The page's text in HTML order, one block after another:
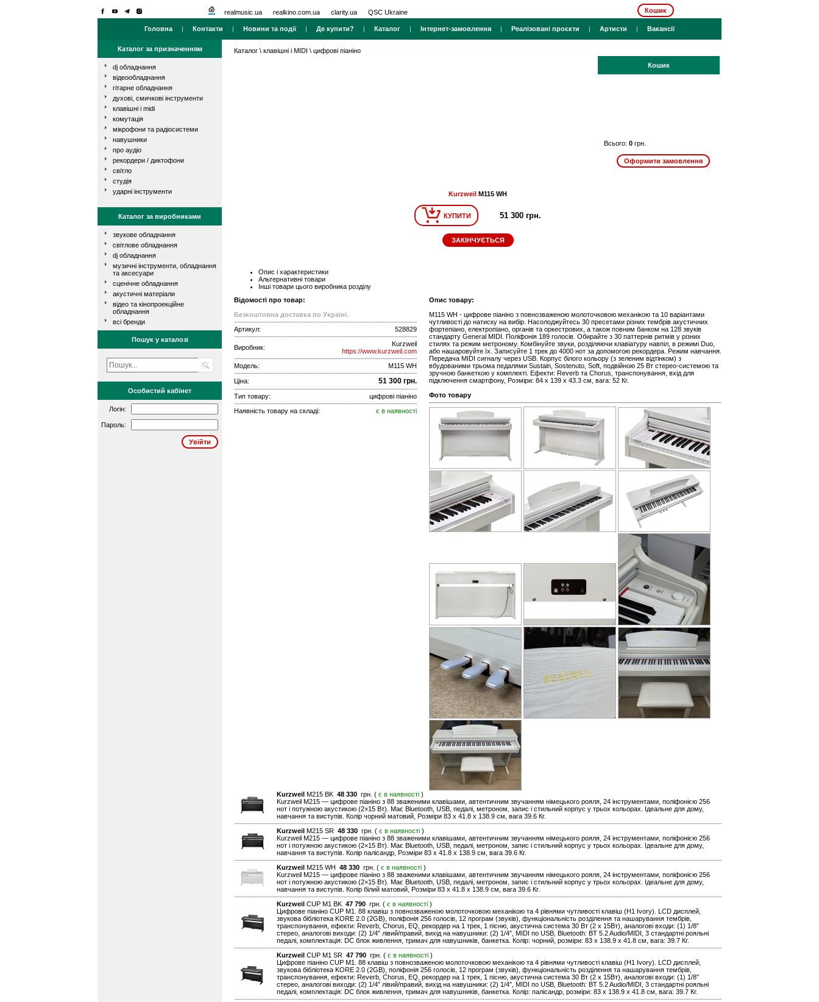
realmusic.ua realkino.com.ua clarity.ua QSC Ukraine Кошик
Головна | Контакти | Новини та події| Де купити? | Каталог | Інтернет-замовлення | Реалізовані проєкти | Артисти | Вакансії
Каталог за призначенням
dj обладнання
відеообладнання
гітарне обладнання
духові, смичкові інструменти
клавішні і midi
комутація
мікрофони та радіосистеми
навушники
про аудіо
рекордери / диктофони
світло
студія
ударні інструменти
Каталог за виробниками
звукове обладнання
світлове обладнання
dj обладнання
музичні інструменти, обладнання
та аксесуари
сценічне обладнання
акустичні матеріали
відео та кінопроекційне
обладнання
всі бренди
Пошук у каталозі
Особистий кабінет
Логін:
Пароль:
Каталог \ клавішні і MIDI \ цифрові піаніно
Кошик
Всього: 0 грн.
Kurzweil M115 WH
КУПИТИ 51 300 грн.
ЗАКІНЧУЄТЬСЯ
Опис і характеристики
Альтернативні товари
Інші товари цього виробника розділу
Відомості про товар:
Безкоштовна доставка по Україні.
Артикул:
528829
Виробник:
Kurzweil
https://www.kurzweil.com
Модель:
M115 WH
Ціна: 51 300 грн.
Тип товару:
цифрові піаніно
Наявність товару на складі:
є в наявності
Опис товару:
M115 WH - цифрове піаніно з повнозваженою молоточковою механікою та 10 варіантами
чутливості до натиску на вибір. Насолоджуйтесь 30 пресетами різних тембрів акустичних
фортепіано, електропіано, органів та оркестрових, а також повним банком на 128 звуків
стандарту General MIDI. Поліфонія 189 голосів. Обирайте з 30 паттернів ритмів у різних
стилях та режим метроному. Комбінуйте звуки, розділяючи клавіатуру навпіл, в режимі Duo,
або нашаровуйте їх. Записуйте 1 трек до 4000 нот за допомогою рекордера. Режим навчання.
Передача MIDI сигналу через USB. Корпус білого кольору (з зеленим відтінком) з
вбудованими трьома педалями Sustain, Sostenuto, Soft, подвійною 25 Вт стерео-системою та
зручною банкеткою у комплекті. Ефекти: Reverb та Chorus, транспонування, вхід для
підключення смартфону, Розміри: 84 х 139 x 43.3 см, вага: 52 Кг.
Фото товару
Kurzweil M215 BK 48 330 грн. ( є в наявності )
Kurzweil M215 — цифрове піаніно з 88 зваженими клавішами, автентичним звучанням німецького рояля, 24 інструментами, поліфонією 256
нот і потужною акустикою (2×15 Вт). Має Bluetooth, USB, педалі, метроном, запис і стильний корпус у трьох кольорах. Ідеальне для дому,
навчання та виступів. Колір чорний матовий, Розміри 83 х 41.8 х 138.9 см, вага 39.6 Кг.
Kurzweil M215 SR 48 330 грн. ( є в наявності )
Kurzweil M215 — цифрове піаніно з 88 зваженими клавішами, автентичним звучанням німецького рояля, 24 інструментами, поліфонією 256
нот і потужною акустикою (2×15 Вт). Має Bluetooth, USB, педалі, метроном, запис і стильний корпус у трьох кольорах. Ідеальне для дому,
навчання та виступів. Колір палісандр, Розміри 83 х 41.8 х 138.9 см, вага 39.6 Кг.
Kurzweil M215 WH 48 330 грн. ( є в наявності )
Kurzweil M215 — цифрове піаніно з 88 зваженими клавішами, автентичним звучанням німецького рояля, 24 інструментами, поліфонією 256
нот і потужною акустикою (2×15 Вт). Має Bluetooth, USB, педалі, метроном, запис і стильний корпус у трьох кольорах. Ідеальне для дому,
навчання та виступів. Колір білий матовий, Розміри 83 х 41.8 х 138.9 см, вага 39.6 Кг.
Kurzweil CUP M1 BK 47 790 грн. ( є в наявності )
Цифрове піаніно CUP M1. 88 клавіш з повнозваженою молоточковою механікою та 4 рівнями чутливості клавіш (H1 Ivory). LCD дисплей,
звукова бібліотека KORE 2.0 (2GB), поліфонія 256 голосів, 12 програм (звуків), функціональність розділення та нашарування тембрів,
транспонування, ефекти: Reverb, Chorus, EQ, рекордер на 1 трек, 1 пісню, акустична система 30 Вт (2 x 15Вт), аналогові входи: (1) 1/8″
стерео, аналогові виходи: (2) 1/4″ лівий/правий, вихід на навушники: (2) 1/4″, MIDI по USB, Bluetooth: BT 5.2 Audio/MIDI, 3 стандартні рояльні
педалі, комплектація: DC блок живлення, тримач для навушників, банкетка. Колір: чорний, розміри: 83 х 138.9 х 41.8 см, вага: 39.7 Кг.
Kurzweil CUP M1 SR 47 790 грн. ( є в наявності )
Цифрове піаніно CUP M1. 88 клавіш з повнозваженою молоточковою механікою та 4 рівнями чутливості клавіш (H1 Ivory). LCD дисплей,
звукова бібліотека KORE 2.0 (2GB), поліфонія 256 голосів, 12 програм (звуків), функціональність розділення та нашарування тембрів,
транспонування, ефекти: Reverb, Chorus, EQ, рекордер на 1 трек, 1 пісню, акустична система 30 Вт (2 x 15Вт), аналогові входи: (1) 1/8″
стерео, аналогові виходи: (2) 1/4″ лівий/правий, вихід на навушники: (2) 1/4″, MIDI по USB, Bluetooth: BT 5.2 Audio/MIDI, 3 стандартні рояльні
педалі, комплектація: DC блок живлення, тримач для навушників, банкетка. Колір: палісандр, розміри: 83 х 138.9 х 41.8 см, вага: 39.7 Кг.